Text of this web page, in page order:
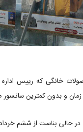
محصولات خانگی که رییس
و بدون کمترین سانسور
سایت خبری-تحلیلی «نمایش خانگی» کمدی